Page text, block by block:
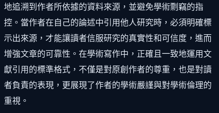
地追溯到作者所依據的資料來源，並避免學術剽竊的指
控。當作者在自己的論述中引用他人研究時，必須明確標
示出來源，才能讓讀者信服研究的真實性和可信度，進而
增強文章的可靠性。在學術寫作中，正確且一致地運用文
獻引用的標準格式，不僅是對原創作者的尊重，也是對讀
者負責的表現，更展現了作者的學術嚴謹與對學術倫理的
重視。